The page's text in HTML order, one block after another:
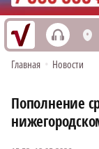
h L
Главная • Новости
Пополнение